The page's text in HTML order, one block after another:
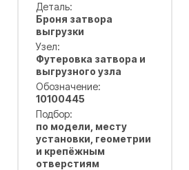
Деталь:
Броня затвора
выгрузки
Узел:
Футеровка затвора и
выгрузного узла
Обозначение:
10100445
Подбор:
по модели, месту
установки, геометрии
и крепёжным
отверстиям